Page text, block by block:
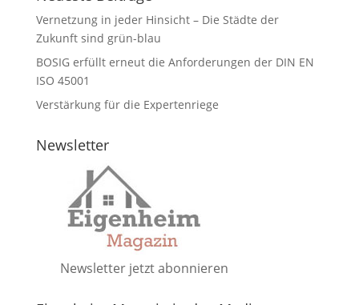
Vernetzung in jeder Hinsicht – Die Städte der
Zukunft sind grün-blau
BOSIG erfüllt erneut die Anforderungen der DIN EN
ISO 45001
Verstärkung für die Expertenriege
Newsletter
Newsletter jetzt abonnieren